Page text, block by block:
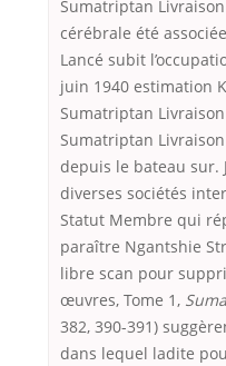
Sumatriptan
cérébrale été
Lancé subit
juin 1940 estimation
Sumatriptan
Sumatriptan
depuis le bateau sur.
diverses sociétés
Statut Membre qui
paraître Ngantshie
libre scan pour
œuvres, Tome 1,
382, 390-391)
dans lequel ladite